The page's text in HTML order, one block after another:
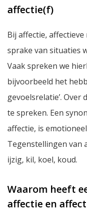
affectie(f)
Bij affectie,
sprake van situaties
Vaak spreken we
bijvoorbeeld het
gevoelsrelatie’.
te spreken. Een
affectie, is
Tegenstellingen van
ijzig, kil, koel, koud.
Waarom heeft
affectie en